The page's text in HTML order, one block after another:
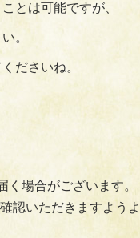
とは可能ですが、
。
ださいね。
場合がございます。
認いただきますようよ